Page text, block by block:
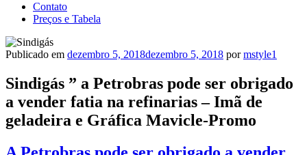
Contato
Preços e Tabela
Publicado em dezembro 5, 2018dezembro 5, 2018 pormstyle1
Sindigás ” a Petrobras pode ser obrigado
a vender fatia na refinarias – Imã de
geladeira e Gráfica Mavicle-Promo